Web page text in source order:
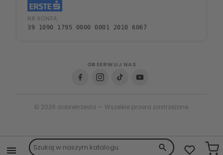
search

NR KONTA:
39 1090 1795 0000 0001 2010 6067
OBSERWUJ NAS
© 2026 dobrekrzesła — Wszelkie prawa zastrzeżone.